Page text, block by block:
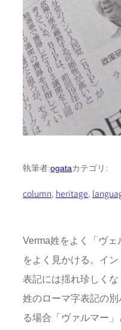
執筆者:ogataカテゴリ:
column, heritage,
Verma姓をよく「ヴ
をよく見かける。イ
表記には揺れ珍しくな
姓のローマ字表記の
る場合「ヴァルマー